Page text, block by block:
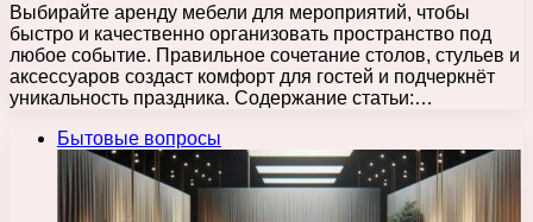
Выбирайте аренду мебели для мероприятий, чтобы
быстро и качественно организовать пространство под
любое событие. Правильное сочетание столов, стульев и
аксессуаров создаст комфорт для гостей и подчеркнёт
уникальность праздника. Содержание статьи:…
Бытовые вопросы